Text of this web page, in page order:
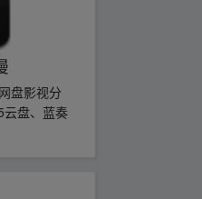
盘影视分
盘、蓝奏